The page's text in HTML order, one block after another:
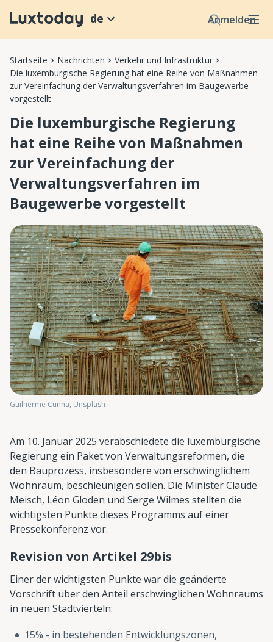
Anmelden
de
Startseite Nachrichten
Verkehr und Infrastruktur
Die luxemburgische Regierung hat eine Reihe von Maßnahmen
zur Vereinfachung der Verwaltungsverfahren im Baugewerbe
vorgestellt
Die luxemburgische Regierung
hat eine Reihe von Maßnahmen
zur Vereinfachung der
Verwaltungsverfahren im
Baugewerbe vorgestellt
Guilherme Cunha, Unsplash
Am 10. Januar 2025 verabschiedete die luxemburgische
Regierung ein Paket von Verwaltungsreformen, die
den Bauprozess, insbesondere von erschwinglichem
Wohnraum, beschleunigen sollen. Die Minister Claude
Meisch, Léon Gloden und Serge Wilmes stellten die
wichtigsten Punkte dieses Programms auf einer
Pressekonferenz vor.
Revision von Artikel 29bis
Einer der wichtigsten Punkte war die geänderte
Vorschrift über den Anteil erschwinglichen Wohnraums
in neuen Stadtvierteln:
15% - in bestehenden Entwicklungszonen,